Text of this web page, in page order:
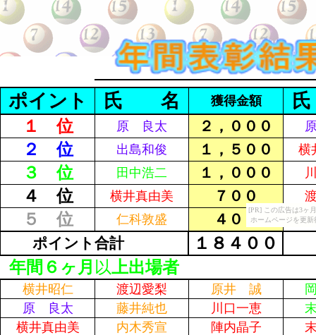
[PR] この広告は3ヶ
ホームページを更
ポイント 氏 名 獲得金額
１ 位 原 良太 ２，０００
２ 位 出島和俊 １，５００ 横
３ 位 田中浩二 １，０００
４ 位 横井真由美 ７００
５ 位 仁科敦盛 ４００
ポイント 合計
１８４００
年間６ヶ月 以上出場者
横井昭仁 渡辺愛梨 原井 誠
原 良太
藤井純也 川口一恵
横井真由美
内木秀宣 陣内晶子